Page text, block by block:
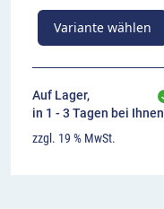
Variante wählen
Auf Lager,
in 1 - 3 Tagen bei Ihnen
zzgl. 19 % MwSt.